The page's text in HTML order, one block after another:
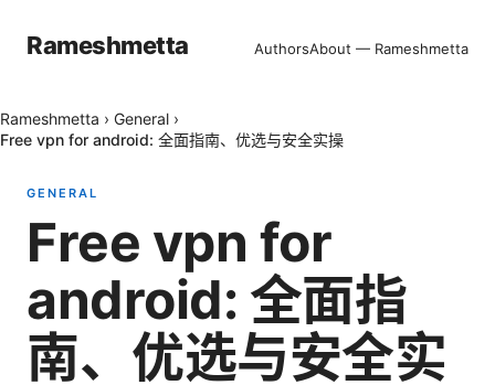
Rameshmetta AuthorsAbout — Rameshmetta
Rameshmetta › General ›
Free vpn for android: 全面指南、优选与安全实操
GENERAL
Free vpn for
android: 全面指
南、优选与安全实